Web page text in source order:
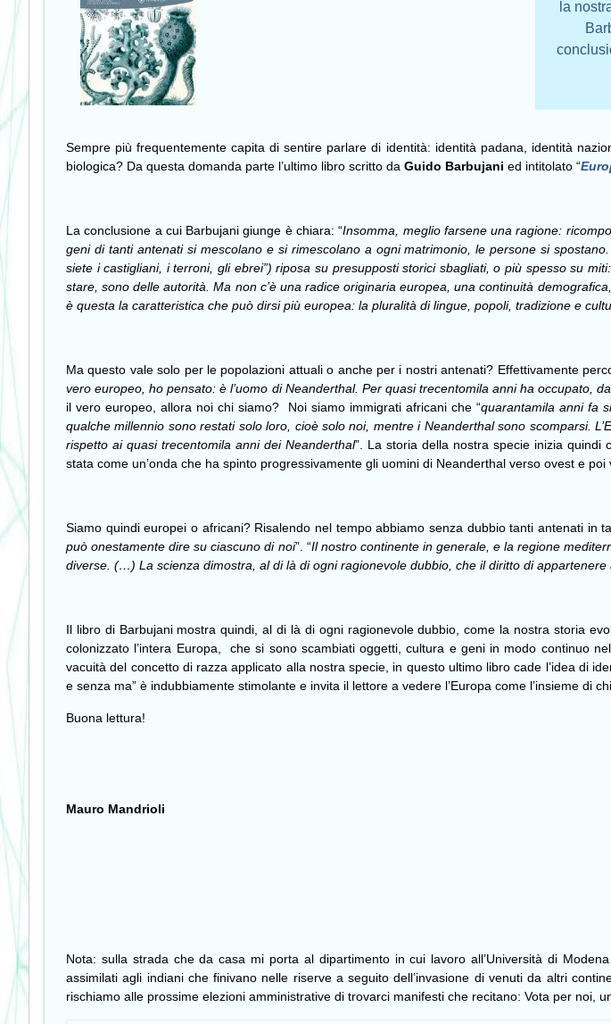
la
Sempre più frequentemente capita di sentire parlare di identità: identità padana, identità
biologica? Da questa domanda parte l’ultimo libro scritto da Guido Barbujani ed intitolato “
La conclusione a cui Barbujani giunge è chiara: “Insomma, meglio farsene una ragione:
geni di tanti antenati si mescolano e si rimescolano a ogni matrimonio, le persone si
siete i castigliani, i terroni, gli ebrei”) riposa su presupposti storici sbagliati, o più spesso su
stare, sono delle autorità. Ma non c’è una radice originaria europea, una continuità
è questa la caratteristica che può dirsi più europea: la pluralità di lingue, popoli, tradizione e
Ma questo vale solo per le popolazioni attuali o anche per i nostri antenati? Effettivamente
vero europeo, ho pensato: è l’uomo di Neanderthal. Per quasi trecentomila anni ha occupato,
il vero europeo, allora noi chi siamo?
Noi siamo immigrati africani che “quarantamila anni fa
qualche millennio sono restati solo loro, cioè solo noi, mentre i Neanderthal sono scomparsi.
rispetto ai quasi trecentomila anni dei Neanderthal”. La storia della nostra specie inizia
stata come un’onda che ha spinto progressivamente gli uomini di Neanderthal verso ovest e poi
Siamo quindi europei o africani? Risalendo nel tempo abbiamo senza dubbio tanti antenati in
può onestamente dire su ciascuno di noi”. “Il nostro continente in generale, e la regione
diverse. (…) La scienza dimostra, al di là di ogni ragionevole dubbio, che il diritto di
Il libro di Barbujani mostra quindi, al di là di ogni ragionevole dubbio, come la nostra storia
colonizzato l’intera Europa,
che si sono scambiati oggetti, cultura e geni in modo continuo
vacuità del concetto di razza applicato alla nostra specie, in questo ultimo libro cade l’idea di
e senza ma” è indubbiamente stimolante e invita il lettore a vedere l’Europa come l’insieme di
Buona lettura!
Mauro Mandrioli
Nota: sulla strada che da casa mi porta al dipartimento in cui lavoro all’Università di
assimilati agli indiani che finivano nelle riserve a seguito dell’invasione di venuti da altri
rischiamo alle prossime elezioni amministrative di trovarci manifesti che recitano: Vota per noi,